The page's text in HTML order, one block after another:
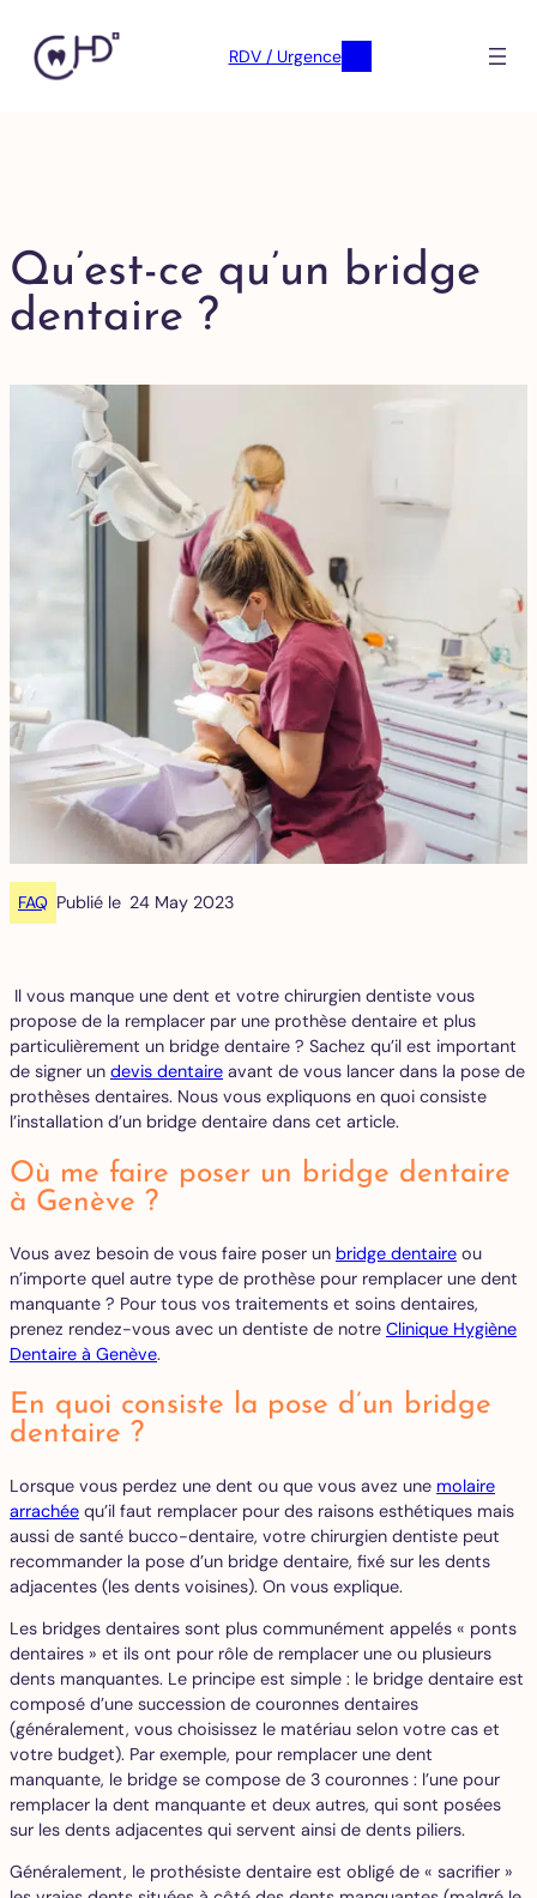
RDV / Urgence
Qu’est-ce qu’un bridge
dentaire ?
FAQ Publié le 24 May 2023
Il vous manque une dent et votre chirurgien dentiste vous
propose de la remplacer par une prothèse dentaire et plus
particulièrement un bridge dentaire ? Sachez qu’il est important
de signer un devis dentaire avant de vous lancer dans la pose de
prothèses dentaires. Nous vous expliquons en quoi consiste
l’installation d’un bridge dentaire dans cet article.
Où me faire poser un bridge dentaire
à Genève ?
Vous avez besoin de vous faire poser un bridge dentaire ou
n’importe quel autre type de prothèse pour remplacer une dent
manquante ? Pour tous vos traitements et soins dentaires,
prenez rendez-vous avec un dentiste de notre Clinique Hygiène
Dentaire à Genève.
En quoi consiste la pose d’un bridge
dentaire ?
Lorsque vous perdez une dent ou que vous avez une molaire
arrachée qu’il faut remplacer pour des raisons esthétiques mais
aussi de santé bucco-dentaire, votre chirurgien dentiste peut
recommander la pose d’un bridge dentaire, fixé sur les dents
adjacentes (les dents voisines). On vous explique.
Les bridges dentaires sont plus communément appelés « ponts
dentaires » et ils ont pour rôle de remplacer une ou plusieurs
dents manquantes. Le principe est simple : le bridge dentaire est
composé d’une succession de couronnes dentaires
(généralement, vous choisissez le matériau selon votre cas et
votre budget). Par exemple, pour remplacer une dent
manquante, le bridge se compose de 3 couronnes : l’une pour
remplacer la dent manquante et deux autres, qui sont posées
sur les dents adjacentes qui servent ainsi de dents piliers.
Généralement, le prothésiste dentaire est obligé de « sacrifier »